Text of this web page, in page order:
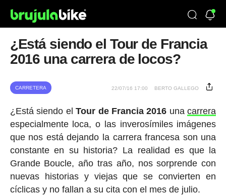
¿Está siendo el Tour de Francia
2016 una carrera de locos?
CARRETERA 22/07/16 17:00 BERTO GALLEGO
¿Está siendo elTour de Francia 2016 unacarrera
especialmente loca, o las inverosímiles imágenes
que nos está dejando la carrera francesa son una
constante en su historia? La realidad es que la
Grande Boucle, año tras año, nos sorprende con
nuevas historias y viejas que se convierten en
cíclicas y no fallan a su cita con el mes de julio.